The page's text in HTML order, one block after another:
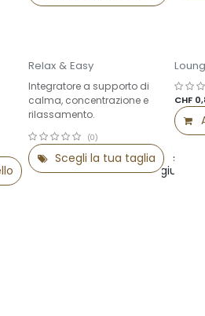
Confronta Aggiungi
Relax & Easy
Integratore a supporto di
calma, concentrazione e
rilassamento.
(0)
Scegli la tua taglia
CHF